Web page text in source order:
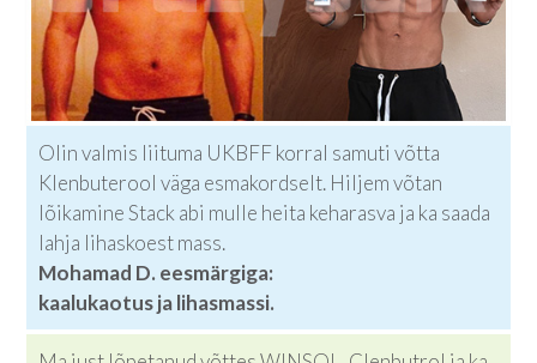
Olin valmis liituma UKBFF korral samuti võtta
Klenbuterool väga esmakordselt. Hiljem võtan
lõikamine Stack abi mulle heita keharasva ja ka saada
lahja lihaskoest mass.
Mohamad D. eesmärgiga:
kaalukaotus ja lihasmassi.